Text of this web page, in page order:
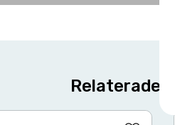
Relaterade